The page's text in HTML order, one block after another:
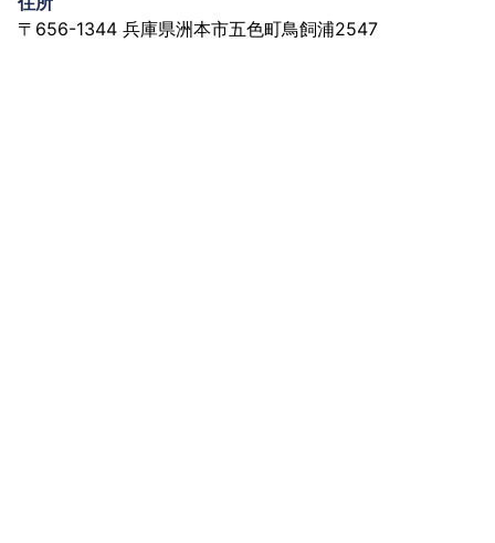
〒656-1344 兵庫県洲本市五色町鳥飼浦2547